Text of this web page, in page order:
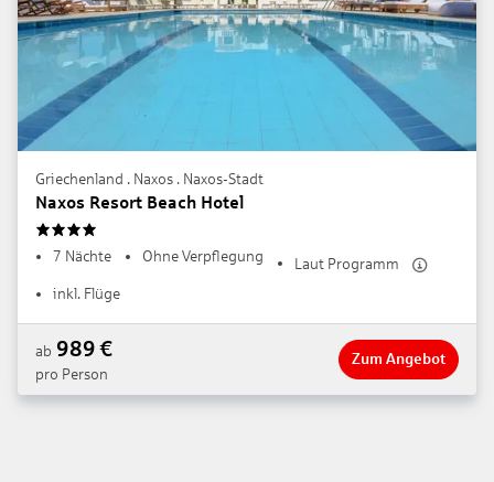
Griechenland . Naxos . Naxos-Stadt
Naxos Resort Beach Hotel
7 Nächte Ohne Verpflegung
Laut Programm
inkl. Flüge
ab 989€
pro Person
Zum Angebot